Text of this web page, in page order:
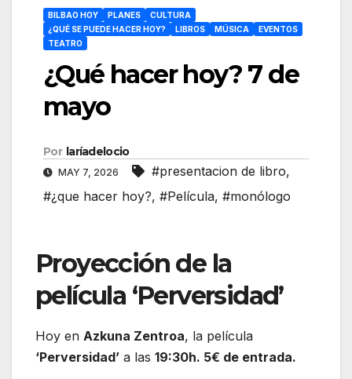
BILBAO HOY PLANES
CULTURA
¿QUÉ SE PUEDE HACER HOY?
LIBROS MÚSICA
EVENTOS
TEATRO
¿Qué hacer hoy? 7 de
mayo
Por laríadelocio
MAY 7, 2026 #presentacion de libro,
#¿que hacer hoy?, #Película, #monólogo
Proyección de la
película ‘Perversidad’
Hoy en Azkuna Zentroa, la película
‘Perversidad’ a las 19:30h. 5€ de entrada.